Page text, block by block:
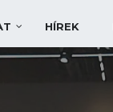
HÍREK